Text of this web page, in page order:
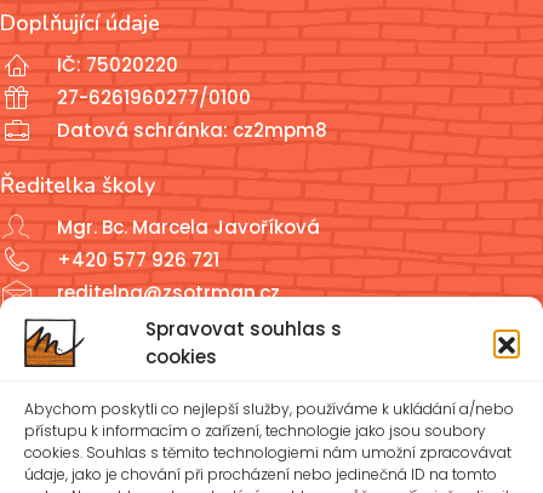
Spravovat souhlas s
cookies
Abychom poskytli co nejlepší služby, používáme k ukládání a/nebo
přístupu k informacím o zařízení, technologie jako jsou soubory
cookies. Souhlas s těmito technologiemi nám umožní zpracovávat
údaje, jako je chování při procházení nebo jedinečná ID na tomto
Doplňující údaje
IČ: 75020220
27-6261960277/0100
Datová schránka: cz2mpm8
Ředitelka školy
Mgr. Bc. Marcela Javoříková
+420 577 926 721
reditelna@zsotrman.cz
Školní jídelna a školní družina
ŠD: +420 577 926 720
reditelna@zsotrman.cz